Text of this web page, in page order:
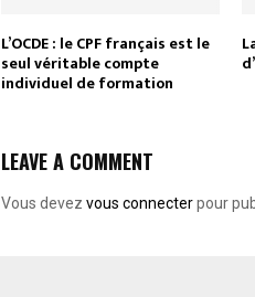
L’OCDE : le CPF français est le
seul véritable compte
individuel de formation
LEAVE A COMMENT
Vous devez vous connecterpour